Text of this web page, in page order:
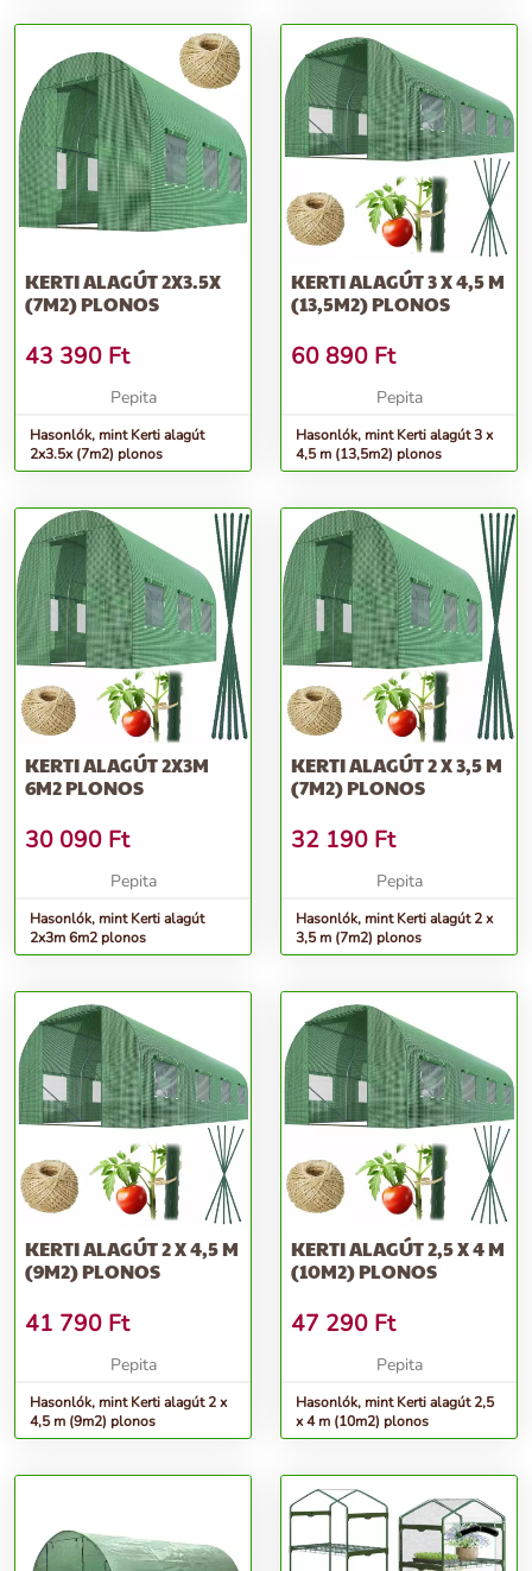
KERTI ALAGÚT 2X3.5X
(7M2) PLONOS
43 390 Ft
Pepita
Hasonlók, mint Kerti alagút
2x3.5x (7m2) plonos
KERTI ALAGÚT 3 X 4,5 M
(13,5M2) PLONOS
60 890 Ft
Pepita
Hasonlók, mint Kerti alagút 3 x
4,5 m (13,5m2) plonos
KERTI ALAGÚT 2X3M
6M2 PLONOS
30 090 Ft
Pepita
Hasonlók, mint Kerti alagút
2x3m 6m2 plonos
KERTI ALAGÚT 2 X 3,5 M
(7M2) PLONOS
32 190 Ft
Pepita
Hasonlók, mint Kerti alagút 2 x
3,5 m (7m2) plonos
KERTI ALAGÚT 2 X 4,5 M
(9M2) PLONOS
41 790 Ft
Pepita
Hasonlók, mint Kerti alagút 2 x
4,5 m (9m2) plonos
KERTI ALAGÚT 2,5 X 4 M
(10M2) PLONOS
47 290 Ft
Pepita
Hasonlók, mint Kerti alagút 2,5
x 4 m (10m2) plonos